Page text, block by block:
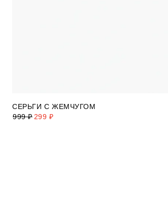
СЕРЬГИ С ЖЕМЧУГОМ
299 ₽
999 ₽